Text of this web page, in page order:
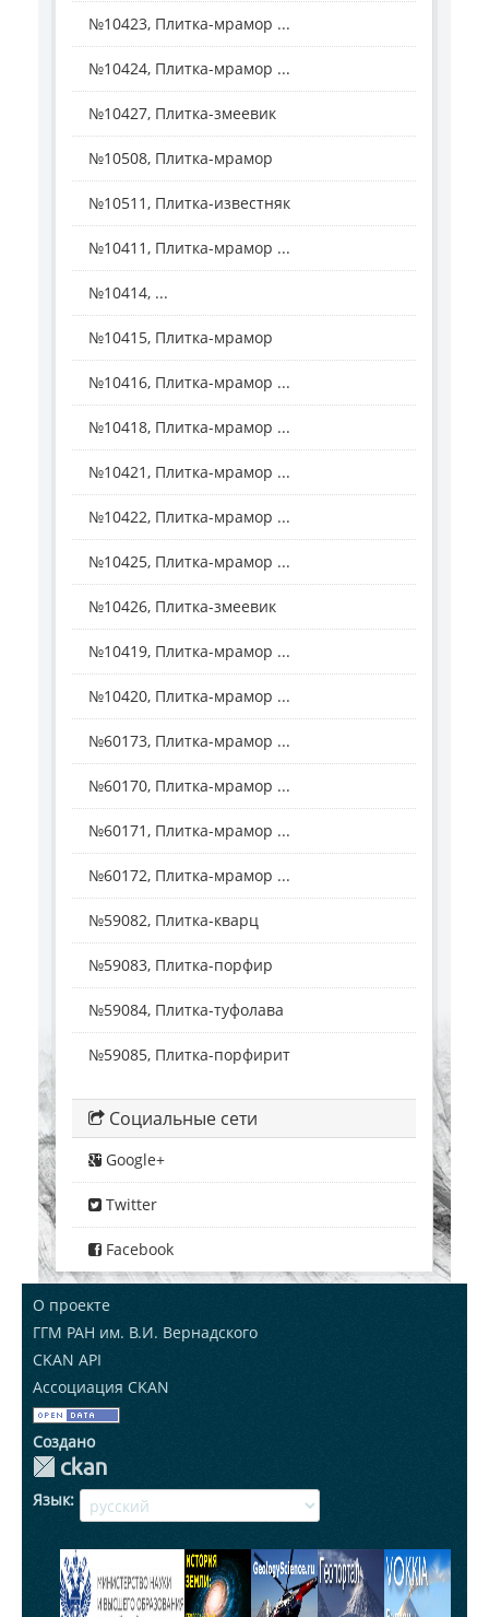
№10423, Плитка-мрамор ...
№10424, Плитка-мрамор ...
№10427, Плитка-змеевик
№10508, Плитка-мрамор
№10511, Плитка-известняк
№10411, Плитка-мрамор ...
№10414, ...
№10415, Плитка-мрамор
№10416, Плитка-мрамор ...
№10418, Плитка-мрамор ...
№10421, Плитка-мрамор ...
№10422, Плитка-мрамор ...
№10425, Плитка-мрамор ...
№10426, Плитка-змеевик
№10419, Плитка-мрамор ...
№10420, Плитка-мрамор ...
№60173, Плитка-мрамор ...
№60170, Плитка-мрамор ...
№60171, Плитка-мрамор ...
№60172, Плитка-мрамор ...
№59082, Плитка-кварц
№59083, Плитка-порфир
№59084, Плитка-туфолава
№59085, Плитка-порфирит
Социальные сети
Google+
Twitter
Facebook
О проекте
ГГМ РАН им. В.И. Вернадского
CKAN API
Ассоциация CKAN
Создано
Язык